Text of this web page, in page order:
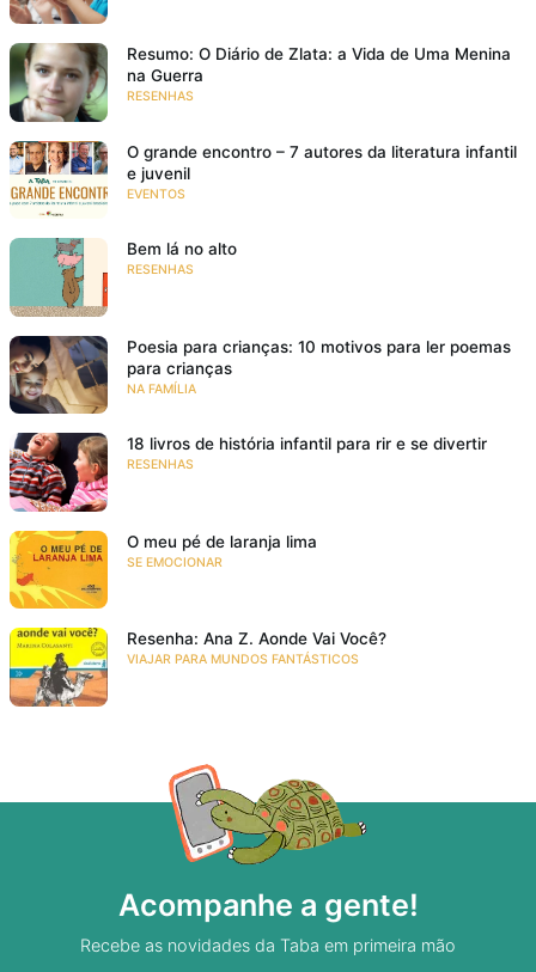
Resumo: O Diário de Zlata: a Vida de Uma Menina
na Guerra
RESENHAS
O grande encontro – 7 autores da literatura infantil
e juvenil
EVENTOS
Bem lá no alto
RESENHAS
Poesia para crianças: 10 motivos para ler poemas
para crianças
NA FAMÍLIA
18 livros de história infantil para rir e se divertir
RESENHAS
O meu pé de laranja lima
SE EMOCIONAR
Resenha: Ana Z. Aonde Vai Você?
VIAJAR PARA MUNDOS FANTÁSTICOS
Acompanhe a gente!
Recebe as novidades da Taba em primeira mão